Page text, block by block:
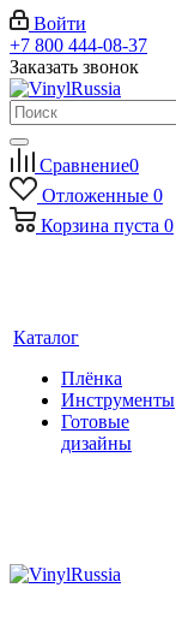
Войти
+7 800 444-08-37
Заказать звонок
Сравнение0
Отложенные 0
Корзина пуста 0
Каталог
Плёнка
Инструменты
Готовые
дизайны